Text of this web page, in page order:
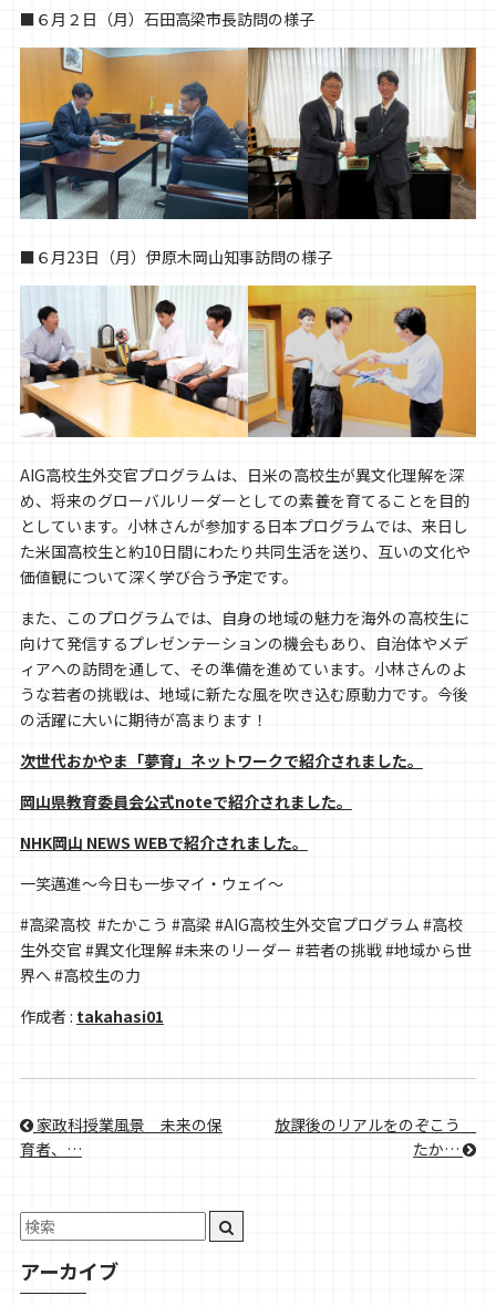
■６月２日（月）石田高梁市長訪問の様子
■６月23日（月）伊原木岡山知事訪問の様子
AIG高校生外交官プログラムは、日米の高校生が異文化理解を深
め、将来のグローバルリーダーとしての素養を育てることを目的
としています。小林さんが参加する日本プログラムでは、来日し
た米国高校生と約10日間にわたり共同生活を送り、互いの文化や
価値観について深く学び合う予定です。
また、このプログラムでは、自身の地域の魅力を海外の高校生に
向けて発信するプレゼンテーションの機会もあり、自治体やメデ
ィアへの訪問を通して、その準備を進めています。小林さんのよ
うな若者の挑戦は、地域に新たな風を吹き込む原動力です。今後
の活躍に大いに期待が高まります！
次世代おかやま「夢育」ネットワークで紹介されました。
岡山県教育委員会公式noteで紹介されました。
NHK岡山 NEWS WEBで紹介されました。
一笑邁進〜今日も一歩マイ・ウェイ〜
#高梁高校 #たかこう #高梁 #AIG高校生外交官プログラム #高校
生外交官 #異文化理解 #未来のリーダー #若者の挑戦 #地域から世
界へ #高校生の力
作成者 : takahasi01
家政科授業風景＿未来の保
育者、…
放課後のリアルをのぞこう＿
たか…
アーカイブ